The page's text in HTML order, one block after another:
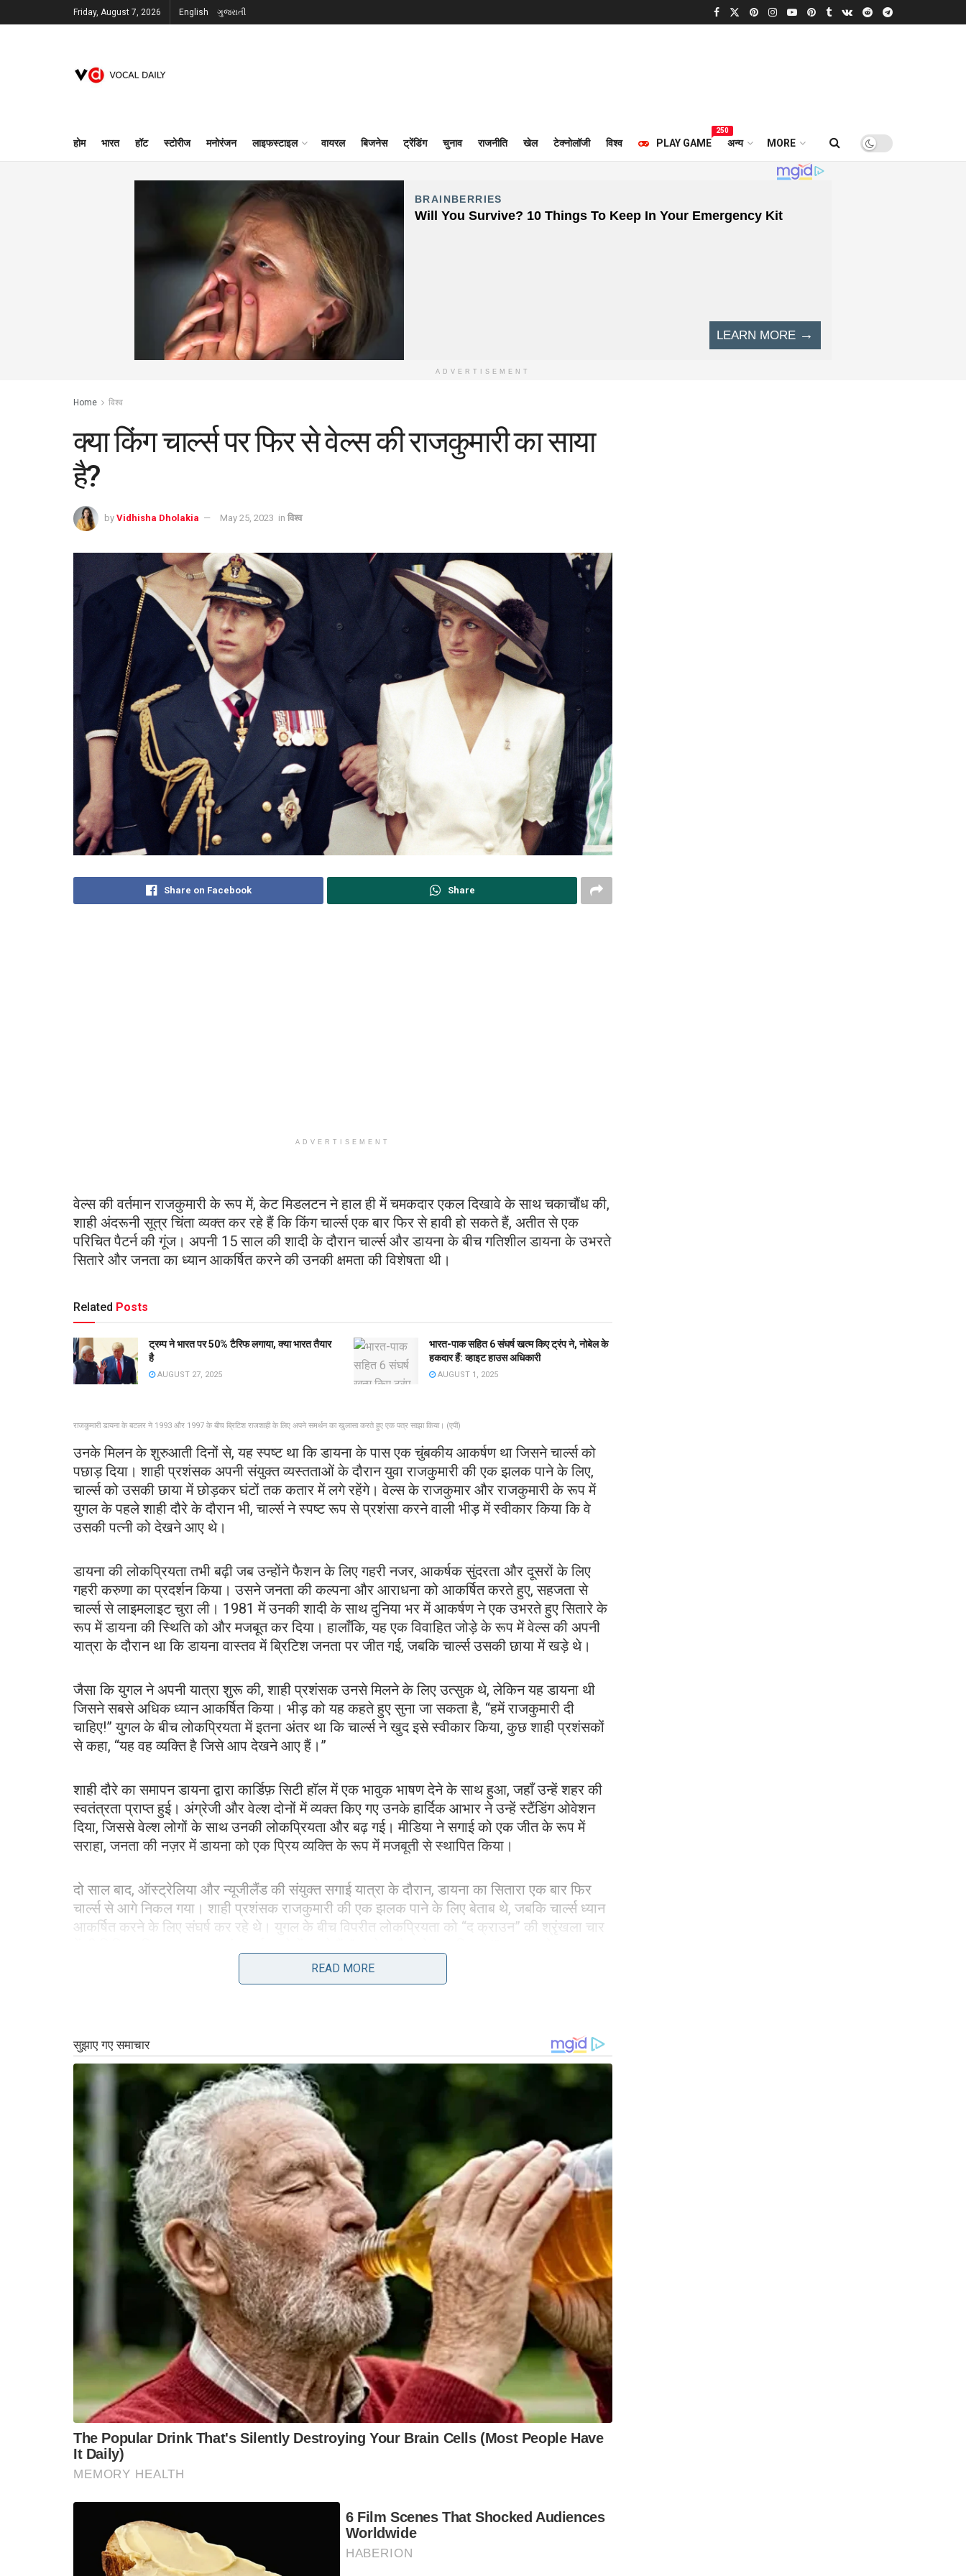
Friday, August 7, 2026 English ગુજરાતી
होम भारत हॉट स्टोरीज मनोरंजन लाइफस्टाइल वायरल बिजनेस ट्रेंडिंग चुनाव राजनीति खेल टेक्नोलॉजी विश्व PLAY GAME
250
अन्य MORE
ADVERTISEMENT
Home विश्व
क्या किंग चार्ल्स पर फिर से वेल्स की राजकुमारी का साया
है?
by Vidhisha Dholakia May 25, 2023 in विश्व
Share on Facebook Share
ADVERTISEMENT
वेल्स की वर्तमान राजकुमारी के रूप में, केट मिडलटन ने हाल ही में चमकदार एकल दिखावे के साथ चकाचौंध की,
शाही अंदरूनी सूत्र चिंता व्यक्त कर रहे हैं कि किंग चार्ल्स एक बार फिर से हावी हो सकते हैं, अतीत से एक
परिचित पैटर्न की गूंज। अपनी 15 साल की शादी के दौरान चार्ल्स और डायना के बीच गतिशील डायना के उभरते
सितारे और जनता का ध्यान आकर्षित करने की उनकी क्षमता की विशेषता थी।
Related Posts
ट्रम्प ने भारत पर 50% टैरिफ लगाया, क्या भारत तैयार
है
AUGUST 27, 2025
भारत-पाक सहित 6 संघर्ष खत्म किए ट्रंप ने, नोबेल के
हकदार हैं: व्हाइट हाउस अधिकारी
AUGUST 1, 2025
राजकुमारी डायना के बटलर ने 1993 और 1997 के बीच ब्रिटिश राजशाही के लिए अपने समर्थन का खुलासा करते हुए एक पत्र साझा किया। (एपी)
उनके मिलन के शुरुआती दिनों से, यह स्पष्ट था कि डायना के पास एक चुंबकीय आकर्षण था जिसने चार्ल्स को
पछाड़ दिया। शाही प्रशंसक अपनी संयुक्त व्यस्तताओं के दौरान युवा राजकुमारी की एक झलक पाने के लिए,
चार्ल्स को उसकी छाया में छोड़कर घंटों तक कतार में लगे रहेंगे। वेल्स के राजकुमार और राजकुमारी के रूप में
युगल के पहले शाही दौरे के दौरान भी, चार्ल्स ने स्पष्ट रूप से प्रशंसा करने वाली भीड़ में स्वीकार किया कि वे
उसकी पत्नी को देखने आए थे।
डायना की लोकप्रियता तभी बढ़ी जब उन्होंने फैशन के लिए गहरी नजर, आकर्षक सुंदरता और दूसरों के लिए
गहरी करुणा का प्रदर्शन किया। उसने जनता की कल्पना और आराधना को आकर्षित करते हुए, सहजता से
चार्ल्स से लाइमलाइट चुरा ली। 1981 में उनकी शादी के साथ दुनिया भर में आकर्षण ने एक उभरते हुए सितारे के
रूप में डायना की स्थिति को और मजबूत कर दिया। हालाँकि, यह एक विवाहित जोड़े के रूप में वेल्स की अपनी
यात्रा के दौरान था कि डायना वास्तव में ब्रिटिश जनता पर जीत गई, जबकि चार्ल्स उसकी छाया में खड़े थे।
जैसा कि युगल ने अपनी यात्रा शुरू की, शाही प्रशंसक उनसे मिलने के लिए उत्सुक थे, लेकिन यह डायना थी
जिसने सबसे अधिक ध्यान आकर्षित किया। भीड़ को यह कहते हुए सुना जा सकता है, “हमें राजकुमारी दी
चाहिए!” युगल के बीच लोकप्रियता में इतना अंतर था कि चार्ल्स ने खुद इसे स्वीकार किया, कुछ शाही प्रशंसकों
से कहा, “यह वह व्यक्ति है जिसे आप देखने आए हैं।”
शाही दौरे का समापन डायना द्वारा कार्डिफ़ सिटी हॉल में एक भावुक भाषण देने के साथ हुआ, जहाँ उन्हें शहर की
स्वतंत्रता प्राप्त हुई। अंग्रेजी और वेल्श दोनों में व्यक्त किए गए उनके हार्दिक आभार ने उन्हें स्टैंडिंग ओवेशन
दिया, जिससे वेल्श लोगों के साथ उनकी लोकप्रियता और बढ़ गई। मीडिया ने सगाई को एक जीत के रूप में
सराहा, जनता की नज़र में डायना को एक प्रिय व्यक्ति के रूप में मजबूती से स्थापित किया।
दो साल बाद, ऑस्ट्रेलिया और न्यूजीलैंड की संयुक्त सगाई यात्रा के दौरान, डायना का सितारा एक बार फिर
चार्ल्स से आगे निकल गया। शाही प्रशंसक राजकुमारी की एक झलक पाने के लिए बेताब थे, जबकि चार्ल्स ध्यान
आकर्षित करने के लिए संघर्ष कर रहे थे। युगल के बीच विपरीत लोकप्रियता को “द क्राउन” की श्रृंखला चार
हालांकि काल्पनिक दृश्य तनाव को बढ़ाता है, यह 1983 की यात्रा के दौरान डायना की बढ़ती लोकप्रियता के
व्यावसायिकता और आकर्षण ने स्थानीय प्रेस और जनता दोनों को मोहित करना जारी रखा। सिडनी मॉर्निंग
हेराल्ड ने यहां तक ​​​​सुझाव दिया कि डायना कई लोगों के विश्वास से “कठिन सामग्री” से बनी हो सकती है।
जैसे-जैसे दौरे की प्रगति हुई, यह तेजी से स्पष्ट हो गया कि डायना शो की स्टार थीं, चार्ल्स प्रतीत होता है कि
उनकी छाया में चल रहे थे। उस समय की समाचार रिपोर्टों ने डायना को देखने के लिए समुदायों के उत्साह पर
ध्यान दिया और जिन लोगों से वह मिलीं, उनके साथ उनकी बातचीत की प्रशंसा की। यात्रा के क्लिप्स में डायना
की सुंदरता की घोषणा करने वाले संकेतों को पकड़े हुए प्रशंसकों को प्यार करते हुए दिखाया गया है।
चार्ल्स और डायना के विवाह में दरारें सतह पर आने लगीं, जिसकी परिणति 1992 में उनके तलाक की घोषणा में
हुई। चार्ल्स और कैमिला के बीच अफेयर की अफवाहों ने उनके रिश्ते को वर्षों तक प्रभावित किया, लेकिन उनके
अलग होने के बाद ही चार्ल्स ने सार्वजनिक रूप से अपनी बेवफाई को स्वीकार किया। इस उथल-पुथल भरे दौर में
भी देश का ध्यान राजकुमारी डायना पर बना रहा। वैनिटी फेयर पार्टी में पहनी गई उनकी प्रतिष्ठित रिवेंज ड्रेस
ने सुर्खियां बटोरीं और चार्ल्स के सभी साक्षात्कारों को बता दिया।
उनके अलग होने के बाद, राजकुमारी डायना की लोकप्रियता अटूट रही क्योंकि उन्होंने खुद को धर्मार्थ कार्यों के
लिए समर्पित कर दिया। दुख की बात है कि 1997 में एक कार दुर्घटना में उसका जीवन छोटा हो गया था, जिससे
उस देश में शोक की लहर दौड़ गई थी जिसने उसे प्यार किया था। जनता ने वेल्स की प्यारी राजकुमारी को अपना
सम्मान देने के लिए उसके अंतिम संस्कार के जुलूस के दौरान सड़कों पर लाइन लगाई।
अब, जैसा कि वेल्स की राजकुमारी ने एक बार फिर अपनी एकल उपस्थिति के साथ ध्यान आकर्षित किया है,
चिंताएं पैदा होती हैं कि किंग चार्ल्स को पृष्ठभूमि में वापस लाया जा सकता है। केवल समय ही बताएगा कि इतिहास
खुद को दोहरा रहा है या नहीं, रॉयल्स के बीच की गतिशीलता पिछले पैटर्न को दर्शाती है। जैसा कि शाही परिवार
अपनी भूमिकाओं और सार्वजनिक व्यस्तताओं को नेविगेट करना जारी रखता है, सभी की निगाहें वेल्स की
राजकुमारी पर होंगी, यह देखने के लिए कि क्या उनका सितारा चमकता रहेगा या यदि कोई नया गतिशील
READ MORE